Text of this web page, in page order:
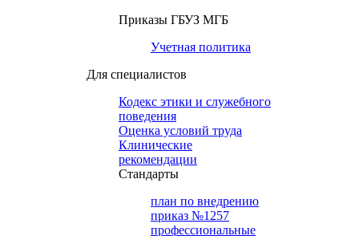
Приказы ГБУЗ МГБ
Учетная политика
Для специалистов
Кодекс этики и служебного
поведения
Оценка условий труда
Клинические
рекомендации
Cтандарты
план по внедрению
приказ №1257
профессиональные